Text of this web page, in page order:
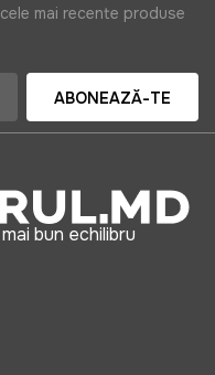
mai recente produse
ABONEAZĂ-TE
bun echilibru